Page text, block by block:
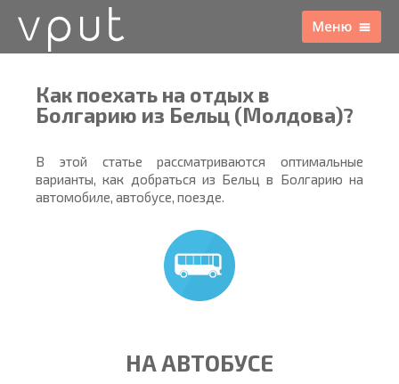
Как поехать на отдых в
Болгарию из Бельц (Молдова)?
В этой статье рассматриваются оптимальные
варианты, как добраться из Бельц в Болгарию на
автомобиле, автобусе, поезде.
НА АВТОБУСЕ